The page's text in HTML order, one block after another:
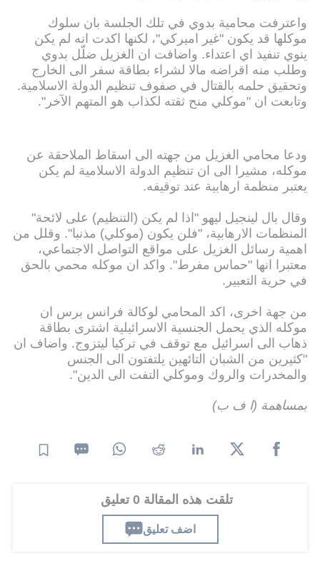
واعترفت محامية بدوي في تلك الجلسة بان سلوك
موكلها قد يكون "غير اميركي"، لكنها اكدت انه لم يكن
ينوي تنفيذ اي اعتداء. واضافت ان الغزيل ضلّل بدوي
وطلب منه اقراضه مالا لشراء بطاقة سفر الى الخارج
وتحقيق حلمه بالقتال في صفوف تنظيم الدولة الاسلامية.
وتابعت ان "موكلي منح ثقته لكذاب هو المتهم الآخر".
ودعا محامي الغزيل من جهته الى اسقاط الملاحقة عن
موكله، مشيرا الى ان تنظيم الدولة الاسلامية لم يكن
يعتبر منظمة ارهابية عند توقيفه.
وقال بال لينجيل ليهو "اذا لم يكن (التنظيم) على لائحة"
المنظمات الارهابية، "فلن يكون (موكلي) مذنبا". وقلل من
اهمية رسائل الغزيل على مواقع التواصل الاجتماعي،
معتبرا انها "حماس مفرط". واكد ان موكله محمي بالحق
في حرية التعبير.
من جهة اخرى، اكد المحامي لوكالة فرانس برس ان
موكله الذي يحمل الجنسية الاسرائيلية اشترى بطاقة
ذهاب الى اسرائيل مع توقف في تركيا ليتزوج. واضاف ان
"كثيرين من الشبان التائهين يلتفتون الى الجنس
والمخدرات والروك وموكلي التفت الى الدين".
بمساهمة (ا ف ب)
تلقت هذه المقالة 0 تعليق
اضف تعليق